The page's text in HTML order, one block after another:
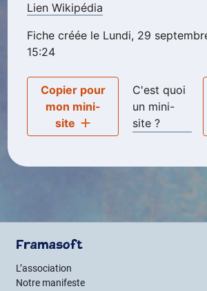
Lien Wikipédia
Fiche créée le Lundi, 29
15:24
Copier pour
mon mini-
site
C'est quoi
un mini-
site ?
Framasoft
L’association
Notre manifeste